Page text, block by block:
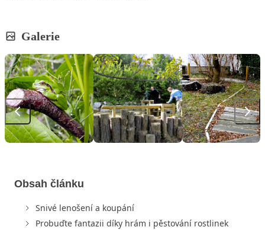
Galerie
Obsah článku
Snivé lenošení a koupání
Probuďte fantazii díky hrám i pěstování rostlinek